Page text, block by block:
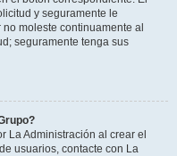
y seguramente le
moleste continuamente al
seguramente tenga sus
La Administración al crear el
usuarios, contacte con La